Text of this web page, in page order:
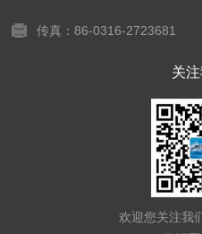
传真：86-0316-2723681
关
欢迎您关注我